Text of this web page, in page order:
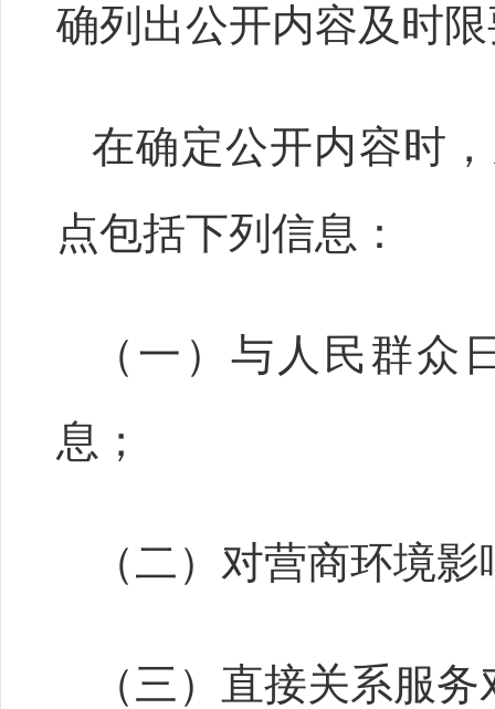
确列出公开内容及时
在确定公开内容时
点包括下列信息：
（一）与人民群
息；
（二）对营商环境
（三）直接关系服